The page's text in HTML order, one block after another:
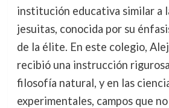
institución educativa similar a
jesuitas, conocida por su
de la élite. En este colegio,
recibió una instrucción
filosofía natural, y en las
experimentales, campos que